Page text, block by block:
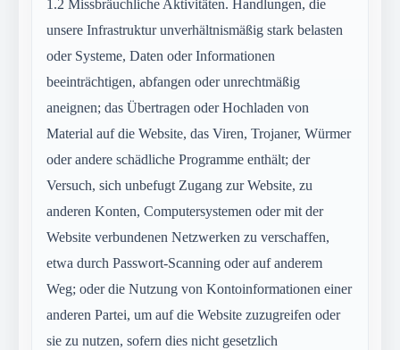
1.2 Missbräuchliche Aktivitäten. Handlungen, die
unsere Infrastruktur unverhältnismäßig stark belasten
oder Systeme, Daten oder Informationen
beeinträchtigen, abfangen oder unrechtmäßig
aneignen; das Übertragen oder Hochladen von
Material auf die Website, das Viren, Trojaner, Würmer
oder andere schädliche Programme enthält; der
Versuch, sich unbefugt Zugang zur Website, zu
anderen Konten, Computersystemen oder mit der
Website verbundenen Netzwerken zu verschaffen,
etwa durch Passwort-Scanning oder auf anderem
Weg; oder die Nutzung von Kontoinformationen einer
anderen Partei, um auf die Website zuzugreifen oder
sie zu nutzen, sofern dies nicht gesetzlich